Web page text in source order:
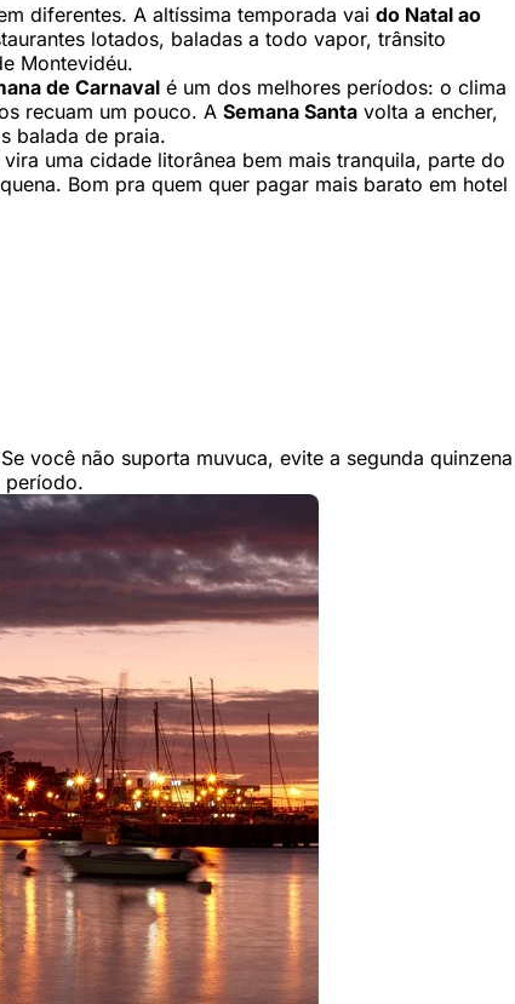
diferentes. A altíssima temporada vai do Natal ao
lotados, baladas a todo vapor, trânsito
Montevidéu.
de Carnaval é um dos melhores períodos: o clima
recuam um pouco. A Semana Santa volta a encher,
balada de praia.
uma cidade litorânea bem mais tranquila, parte do
Bom pra quem quer pagar mais barato em hotel
você não suporta muvuca, evite a segunda quinzena
período.